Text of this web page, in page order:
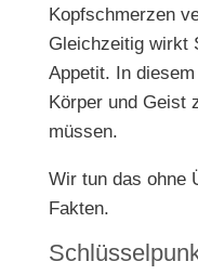
Kopfschmerzen
Gleichzeitig wirkt
Appetit. In
Körper und Geist
müssen.
Wir tun das ohne
Fakten.